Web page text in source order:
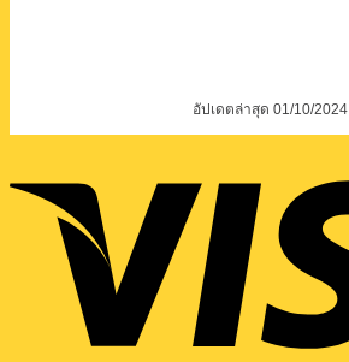
อัปเดตล่าสุด 01/10/2024